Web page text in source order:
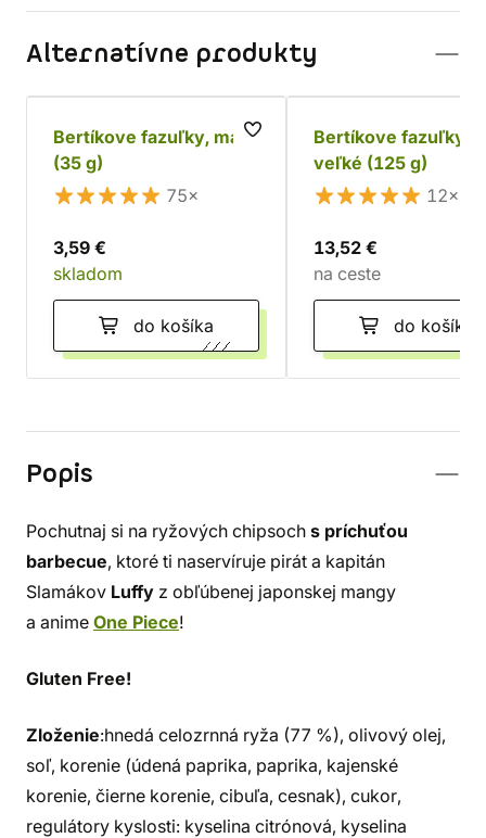
Alternatívne produkty
Bertíkove fazuľky, malé
(35 g)
75×
3,59 €
skladom
do košíka
Bertíkove fazuľky,
veľké (125 g)
12×
13,52 €
na ceste
do košíka
Popis
Pochutnaj si na ryžových chipsoch s príchuťou
barbecue, ktoré ti naservíruje pirát a kapitán
Slamákov Luffy z obľúbenej japonskej mangy
a anime One Piece!
Gluten Free!
Zloženie:hnedá celozrnná ryža (77 %), olivový olej,
soľ, korenie (údená paprika, paprika, kajenské
korenie, čierne korenie, cibuľa, cesnak), cukor,
regulátory kyslosti: kyselina citrónová, kyselina